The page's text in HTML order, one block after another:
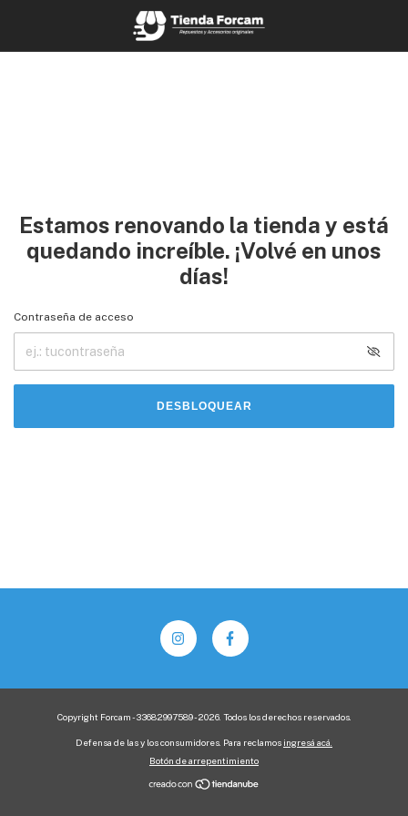
Estamos renovando la tienda y está
quedando increíble. ¡Volvé en unos
días!
Contraseña de acceso
DESBLOQUEAR
Copyright Forcam - 33682997589 - 2026. Todos los derechos reservados.
Defensa de las y los consumidores. Para reclamos ingresá acá.
Botón de arrepentimiento